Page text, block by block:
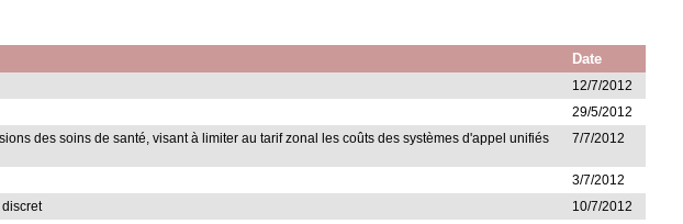
Date
12/7/2012
29/5/2012
des soins de santé, visant à limiter au tarif zonal les coûts des systèmes d'appel unifiés
7/7/2012
3/7/2012
10/7/2012